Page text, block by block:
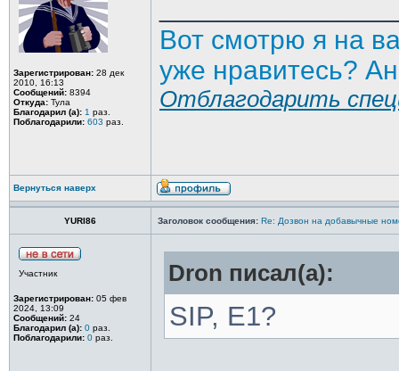
Зарегистрирован: 28 дек
2010, 16:13
Сообщений: 8394
Откуда: Тула
Благодарил (а): 1 раз.
Поблагодарили: 603 раз.
Вот смотрю я на
уже нравитесь?
Отблагодарить
Вернуться наверх
YURI86 Заголовок сообщения: Re: Дозвон на добавычные
Участник
Зарегистрирован: 05 фев
2024, 13:09
Сообщений: 24
Благодарил (а): 0 раз.
Поблагодарили: 0 раз.
Dron писал(а):
SIP, E1?